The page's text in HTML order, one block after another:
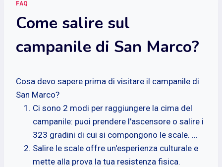
FAQ
Come salire sul
campanile di San Marco?
Cosa devo sapere prima di visitare il campanile di
San Marco?
Ci sono 2 modi per raggiungere la cima del
campanile: puoi prendere l'ascensore o salire i
323 gradini di cui si compongono le scale. ...
Salire le scale offre un'esperienza culturale e
mette alla prova la tua resistenza fisica.